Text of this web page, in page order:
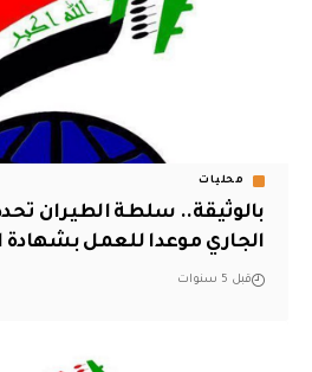
محليات
الجاري موعدا للعمل بشهادة
قبل 5 سنوات